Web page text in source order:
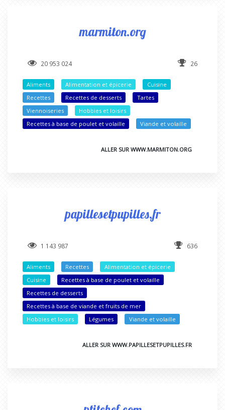
marmiton.org
20 953 024 26
Aliments Alimentation et épicerie
Cuisine
Recettes
Recettes de desserts
Tartes
Viennoiseries
Hobbies et loisirs
Recettes à base de poulet et volaille
Viande et volaille
ALLER SUR WWW.MARMITON.ORG
papillesetpupilles.fr
1 143 987 636
Aliments Recettes
Alimentation et épicerie
Cuisine
Recettes à base de poulet et volaille
Recettes de desserts
Recettes à base de viande et fruits de mer
Hobbies et loisirs
Légumes Viande et volaille
ALLER SUR WWW.PAPILLESETPUPILLES.FR